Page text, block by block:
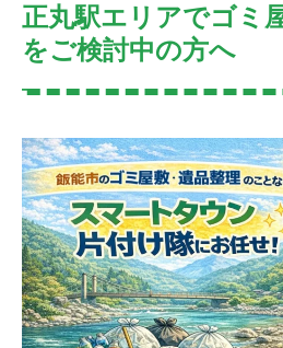
正丸駅エリアでゴミ
をご検討中の方へ